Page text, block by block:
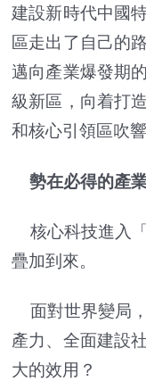
建設新時代中國
區走出了自己的
邁向產業爆發期
級新區，向着打
和核心引領區吹
勢在必得的產
核心科技進入
疊加到來。
面對世界變局
產力、全面建設
大的效用？